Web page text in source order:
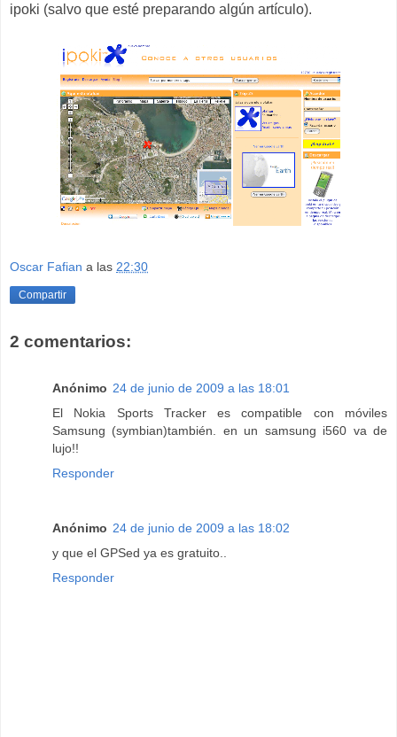
ipoki (salvo que esté preparando algún artículo).
Oscar Fafian a las 22:30
Compartir
2 comentarios:
Anónimo 24 de junio de 2009 a las 18:01
El Nokia Sports Tracker es compatible con móviles
Samsung (symbian)también. en un samsung i560 va de
lujo!!
Responder
Anónimo 24 de junio de 2009 a las 18:02
y que el GPSed ya es gratuito..
Responder